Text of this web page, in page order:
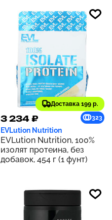
Доставка 199 р.
3 234 ₽ 323
EVLution Nutrition
EVLution Nutrition, 100%
изолят протеина, без
добавок, 454 г (1 фунт)